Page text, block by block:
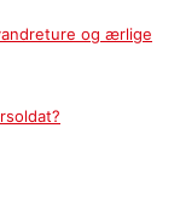
og ærlige